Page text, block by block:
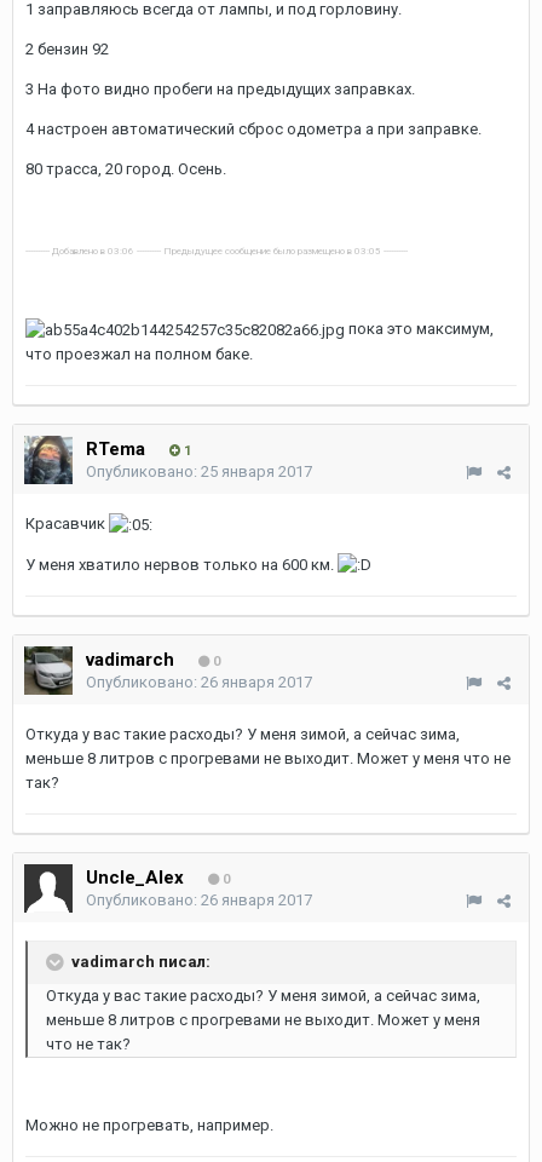
1 заправляюсь всегда от лампы, и под горловину.
2 бензин 92
3 На фото видно пробеги на предыдущих заправках.
4 настроен автоматический сброс одометра а при заправке.
80 трасса, 20 город. Осень.
---------- Добавлено в 03:06 ---------- Предыдущее сообщение было размещено в 03:05 ----------
пока это максимум,
что проезжал на полном баке.
RTema 1
Опубликовано: 25 января 2017
Красавчик
У меня хватило нервов только на 600 км.
vadimarch 0
Опубликовано: 26 января 2017
Откуда у вас такие расходы? У меня зимой, а сейчас зима,
меньше 8 литров с прогревами не выходит. Может у меня что не
так?
Uncle_Alex 0
Опубликовано: 26 января 2017
vadimarch писал:
Откуда у вас такие расходы? У меня зимой, а сейчас зима,
меньше 8 литров с прогревами не выходит. Может у меня
что не так?
Можно не прогревать, например.